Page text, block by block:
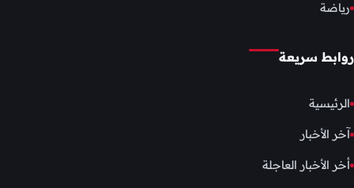
رياضة
روابط سريعة
الرئيسية
آخر الأخبار
أخر الأخبار العاجلة